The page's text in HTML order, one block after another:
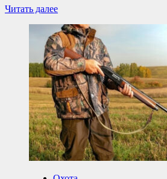
используя
запретное
орудие
лова-
электроудочку.
Читать далееПрочитать
о
В
Австралии
к
спасению
укушенной
акулой
ныряльщицы
привлекли
военныхДо
города
Маккей
было